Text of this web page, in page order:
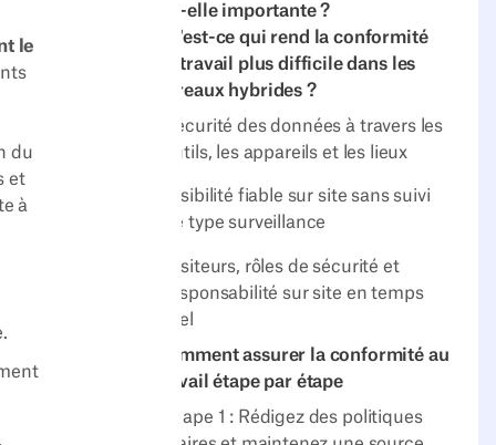
est-elle importante ?
Qu'est-ce qui rend la conformité
au travail plus difficile dans les
bureaux hybrides ?
Sécurité des données à travers les
outils, les appareils et les lieux
Visibilité fiable sur site sans suivi
de type surveillance
Visiteurs, rôles de sécurité et
responsabilité sur site en temps
réel
Comment assurer la conformité au
travail étape par étape
Étape 1 : Rédigez des politiques
le
du
et
à